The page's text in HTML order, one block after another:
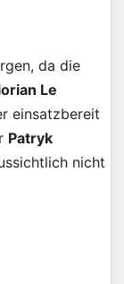
da die
Le
einsatzbereit
Patryk
nicht